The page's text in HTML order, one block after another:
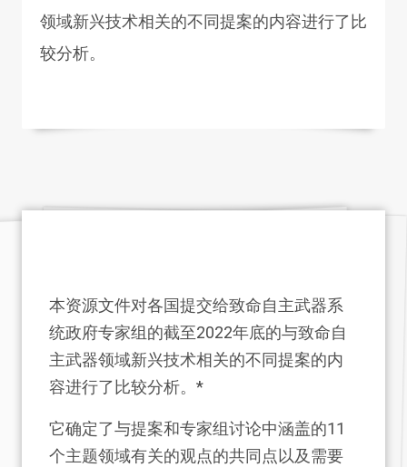
领域新兴技术相关的不同提案的内容进行了比
较分析。
本资源文件对各国提交给致命自主武器系
统政府专家组的截至2022年底的与致命自
主武器领域新兴技术相关的不同提案的内
容进行了比较分析。*
它确定了与提案和专家组讨论中涵盖的11
个主题领域有关的观点的共同点以及需要